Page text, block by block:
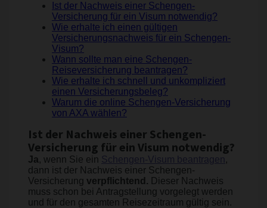
Ist der Nachweis einer Schengen-
Versicherung für ein Visum notwendig?
Wie erhalte ich einen gültigen
Versicherungsnachweis für ein Schengen-
Visum?
Wann sollte man eine Schengen-
Reiseversicherung beantragen?
Wie erhalte ich schnell und unkompliziert
einen Versicherungsbeleg?
Warum die online Schengen-Versicherung
von AXA wählen?
Ist der Nachweis einer Schengen-
Versicherung für ein Visum notwendig?
Ja, wenn Sie ein Schengen-Visum beantragen
,
dann ist der Nachweis einer Schengen-
Versicherung verpflichtend. Dieser Nachweis
muss schon bei Antragstellung vorgelegt werden
und für den gesamten Reisezeitraum gültig sein.